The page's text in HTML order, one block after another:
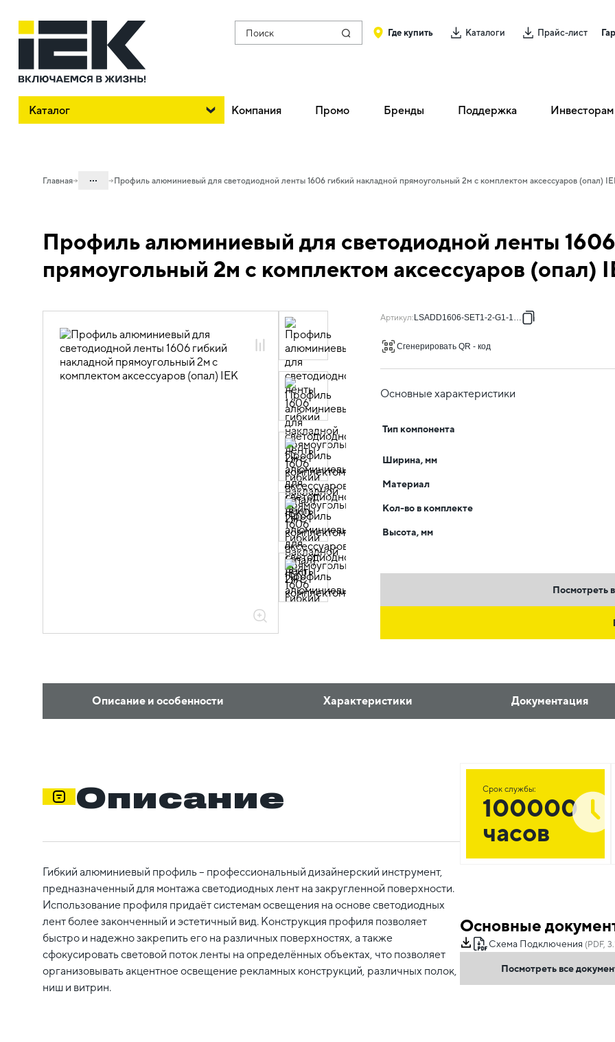
Поиск Где купить Каталоги Прайс-лист
Каталог Компания Промо Бренды Поддержка Инвесторам
Главная ...
10. Светотехника
10.01 Источники света
10.01.02 Лента светодиодная
для светодиодной ленты
Профиль алюминиевый для светодиодной ленты 1606 гибкий накладной прямоугольный 2м с комплектом аксессуаров (опал)
Профиль алюминиевый для светодиодной ленты
прямоугольный 2м с комплектом аксессуаров (опал)
Артикул: LSADD1606-SET1-2-G1-1-12
Сгенерировать QR - код
Основные характеристики
Тип компонента
Ширина, мм
Материал
Кол-во в комплекте
Высота, мм
Посмотреть
Описание и особенности Характеристики Документация
Описание
Гибкий алюминиевый профиль – профессиональный дизайнерский инструмент,
предназначенный для монтажа светодиодных лент на закругленной поверхности.
Использование профиля придаёт системам освещения на основе светодиодных
лент более законченный и эстетичный вид. Конструкция профиля позволяет
быстро и надежно закрепить его на различных поверхностях, а также
сфокусировать световой поток ленты на определённых объектах, что позволяет
организовывать акцентное освещение рекламных конструкций, различных полок,
ниш и витрин.
Срок службы:
100000
часов
Основные
Схема Подключения (PDF,
Посмотреть все